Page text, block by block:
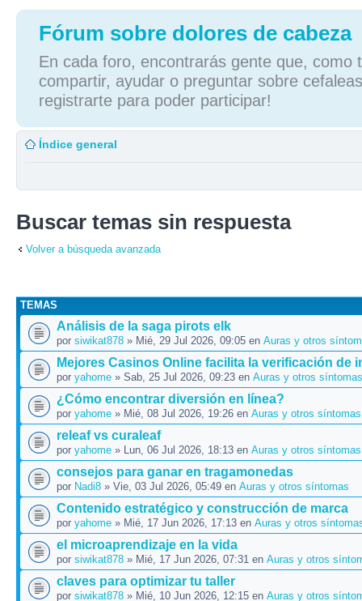
Fórum sobre dolores de cabeza
En cada foro, encontrarás gente que, como
compartir, ayudar o preguntar sobre
registrarte para poder participar!
Índice general
Buscar temas sin respuesta
Volver a búsqueda avanzada
TEMAS
Análisis de la saga pirots elk
por siwikat878 » Mié, 29 Jul 2026, 09:05 en Auras y otros
Mejores Casinos Online facilita la verificación de
por yahome » Sab, 25 Jul 2026, 09:23 en Auras y otros síntomas
¿Cómo encontrar diversión en línea?
por yahome » Mié, 08 Jul 2026, 19:26 en Auras y otros síntomas
releaf vs curaleaf
por yahome » Lun, 06 Jul 2026, 18:13 en Auras y otros síntomas
consejos para ganar en tragamonedas
por Nadi8 » Vie, 03 Jul 2026, 05:49 en Auras y otros síntomas
Contenido estratégico y construcción de marca
por yahome » Mié, 17 Jun 2026, 17:13 en Auras y otros
el microaprendizaje en la vida
por siwikat878 » Mié, 17 Jun 2026, 07:31 en Auras y otros
claves para optimizar tu taller
por siwikat878 » Mié, 10 Jun 2026, 12:15 en Auras y otros